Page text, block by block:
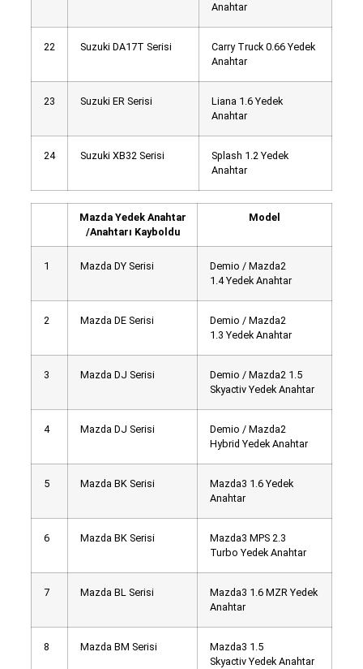
Anahtar
22 Suzuki DA17T Serisi
Carry Truck 0.66 Yedek
Anahtar
23 Suzuki ER Serisi
Liana 1.6 Yedek
Anahtar
24 Suzuki XB32 Serisi
Splash 1.2 Yedek
Anahtar
Mazda Yedek Anahtar
/Anahtarı Kayboldu
Model
1 Mazda DY Serisi
Demio / Mazda2
1.4 Yedek Anahtar
2 Mazda DE Serisi
Demio / Mazda2
1.3 Yedek Anahtar
3 Mazda DJ Serisi
Demio / Mazda2 1.5
Skyactiv Yedek Anahtar
4 Mazda DJ Serisi
Demio / Mazda2
Hybrid Yedek Anahtar
5 Mazda BK Serisi
Mazda3 1.6 Yedek
Anahtar
6 Mazda BK Serisi
Mazda3 MPS 2.3
Turbo Yedek Anahtar
7 Mazda BL Serisi
Mazda3 1.6 MZR Yedek
Anahtar
8 Mazda BM Serisi
Mazda3 1.5
Skyactiv Yedek Anahtar